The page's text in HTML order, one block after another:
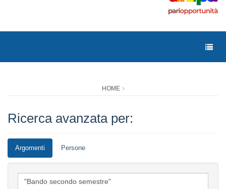
HOME
Ricerca avanzata per:
Argomenti Persone